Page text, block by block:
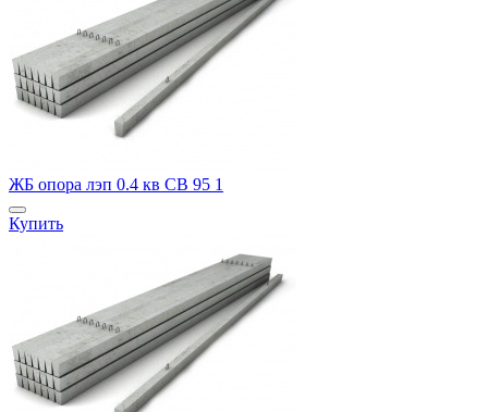
ЖБ опора лэп 0.4 кв СВ 95 1
Купить